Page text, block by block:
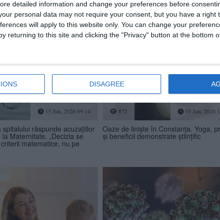
detailed information and change your preferences before
personal data may not require your consent, but you have a right
will apply to this website only. You can change your
returning to this site and clicking the "Privacy" button at the bottom
DISAGREE
privind o bacterie
prin contact fizic strâns,
în Europa
Peste cinci milioane de lei virați
cabinetele medicilor de familie și
digitalizarea instituțiilor sanitare
15 Jun, 2026 09:14
spitalului răspunde acuzațiilor
Maternitate. „Decizia se
matematice, nu pe
872 03 Jun, 2026
Oaze de liniște în Constanța. Yoga,
și beneficii demonstrate științific